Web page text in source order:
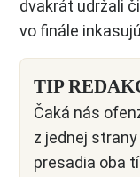
dvakrát udržali
vo finále
TIP
Čaká nás
z jednej
presadia oba